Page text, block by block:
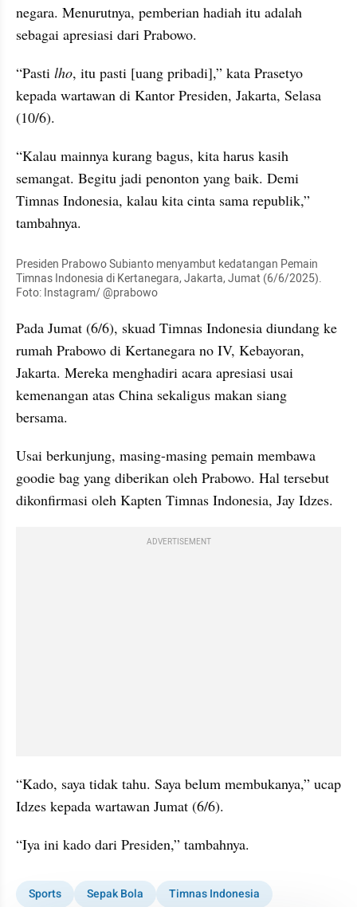
negara. Menurutnya, pemberian hadiah itu adalah
sebagai apresiasi dari Prabowo.
“Pasti lho, itu pasti [uang pribadi],” kata Prasetyo
kepada wartawan di Kantor Presiden, Jakarta, Selasa
(10/6).
“Kalau mainnya kurang bagus, kita harus kasih
semangat. Begitu jadi penonton yang baik. Demi
Timnas Indonesia, kalau kita cinta sama republik,”
tambahnya.
Presiden Prabowo Subianto menyambut kedatangan Pemain
Timnas Indonesia di Kertanegara, Jakarta, Jumat (6/6/2025).
Foto: Instagram/ @prabowo
Pada Jumat (6/6), skuad Timnas Indonesia diundang ke
rumah Prabowo di Kertanegara no IV, Kebayoran,
Jakarta. Mereka menghadiri acara apresiasi usai
kemenangan atas China sekaligus makan siang
bersama.
Usai berkunjung, masing-masing pemain membawa
goodie bag yang diberikan oleh Prabowo. Hal tersebut
dikonfirmasi oleh Kapten Timnas Indonesia, Jay Idzes.
ADVERTISEMENT
“Kado, saya tidak tahu. Saya belum membukanya,” ucap
Idzes kepada wartawan Jumat (6/6).
“Iya ini kado dari Presiden,” tambahnya.
Sports Sepak Bola Timnas Indonesia